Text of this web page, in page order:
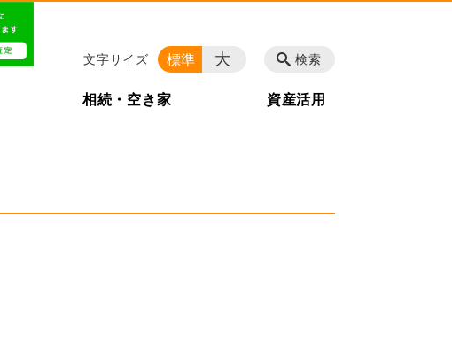
相続・空き家 資産活用
検索
文字サイズ 標準 大